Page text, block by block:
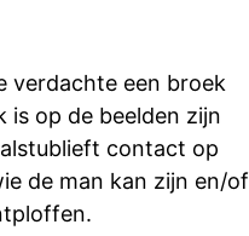
verdachte een broek
is op de beelden zijn
contact op
de man kan zijn en/of